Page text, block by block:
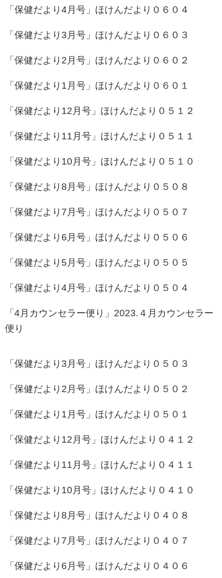
「保健だより4月号」 ほけんだより０６０４
「保健だより3月号」 ほけんだより０６０３
「保健だより2月号」 ほけんだより０６０２
「保健だより1月号」 ほけんだより０６０１
「保健だより12月号」 ほけんだより０５１２
「保健だより11月号」 ほけんだより０５１１
「保健だより10月号」 ほけんだより０５１０
「保健だより8月号」 ほけんだより０５０８
「保健だより7月号」 ほけんだより０５０７
「保健だより6月号」 ほけんだより０５０６
「保健だより5月号」 ほけんだより０５０５
「保健だより4月号」 ほけんだより０５０４
「4月カウンセラー便り」 2023.４月カウンセラー
便り
「保健だより3月号」 ほけんだより０５０３
「保健だより2月号」 ほけんだより０５０２
「保健だより1月号」 ほけんだより０５０１
「保健だより12月号」 ほけんだより０４１２
「保健だより11月号」 ほけんだより０４１１
「保健だより10月号」 ほけんだより０４１０
「保健だより8月号」 ほけんだより０４０８
「保健だより7月号」 ほけんだより０４０７
「保健だより6月号」 ほけんだより０４０６